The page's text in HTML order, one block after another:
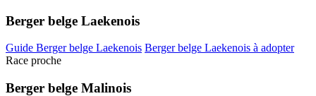
Berger belge Laekenois
Guide Berger belge Laekenois Berger belge Laekenois à adopter
Race proche
Berger belge Malinois